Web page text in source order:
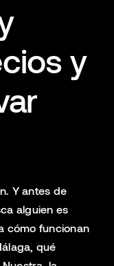
y
Y antes de
alguien es
cómo funcionan
qué